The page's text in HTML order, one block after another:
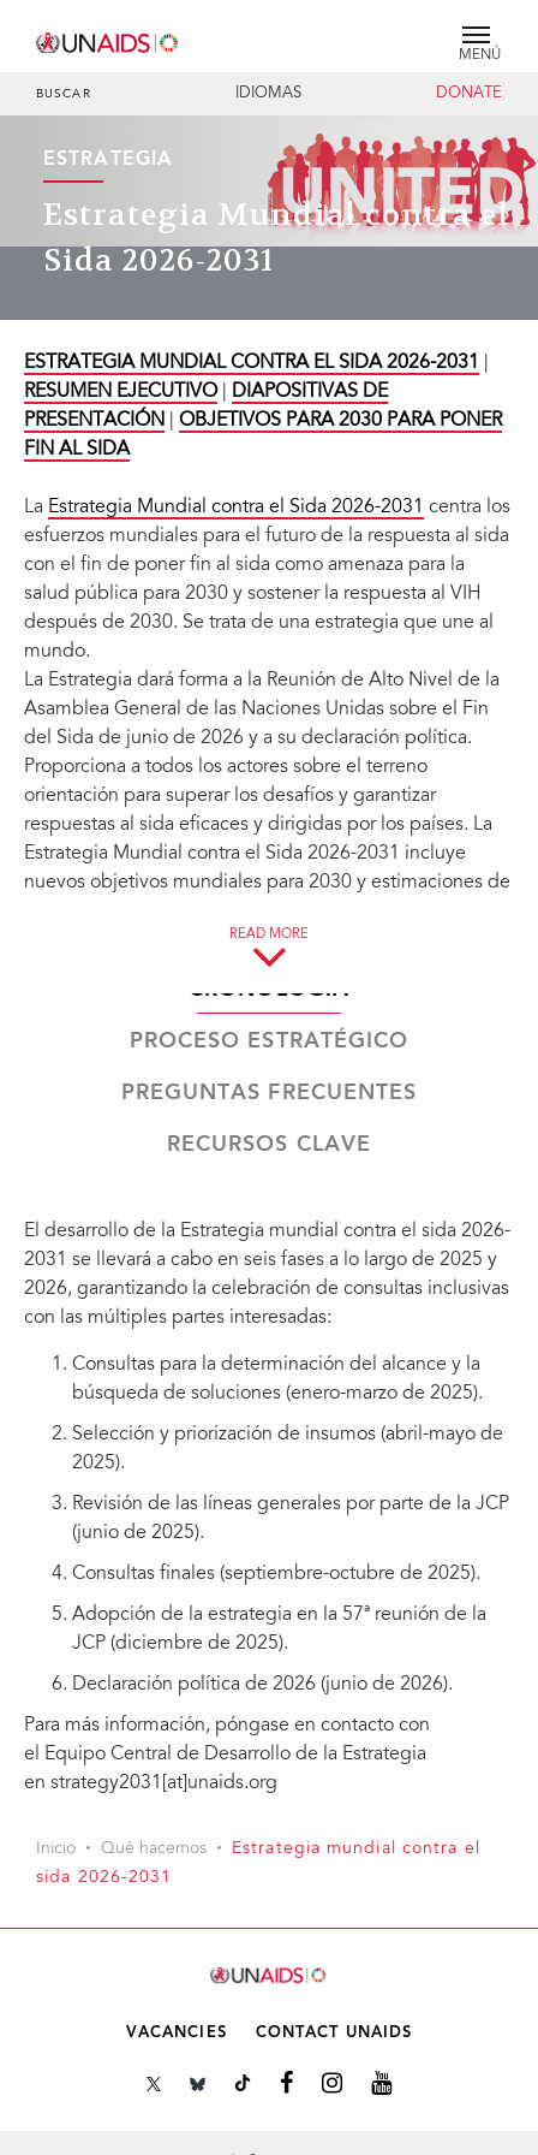
MENÚ
BUSCAR IDIOMAS DONATE
ESTRATEGIA
Estrategia Mundial contra el
Sida 2026-2031
ESTRATEGIA MUNDIAL CONTRA EL SIDA 2026-2031
RESUMEN EJECUTIVO|
DIAPOSITIVAS DE
PRESENTACIÓN
OBJETIVOS PARA 2030 PARA PONER
FIN AL SIDA
La Estrategia Mundial contra el Sida 2026-2031 centra los
esfuerzos mundiales para el futuro de la respuesta al sida
con el fin de poner fin al sida como amenaza para la
salud pública para 2030 y sostener la respuesta al VIH
después de 2030. Se trata de una estrategia que une al
mundo.
La Estrategia dará forma a la Reunión de Alto Nivel de la
Asamblea General de las Naciones Unidas sobre el Fin
del Sida de junio de 2026 y a su declaración política.
Proporciona a todos los actores sobre el terreno
orientación para superar los desafíos y garantizar
respuestas al sida eficaces y dirigidas por los países. La
Estrategia Mundial contra el Sida 2026-2031 incluye
nuevos objetivos mundiales para 2030 y estimaciones de
Todo comienza con las personas
La Estrategia Mundial contra el Sida invita a un
compromiso colectivo renovado con la ambición de
Reducir las desigualdades y defender los derechos
de las personas para acceder a los servicios de
prevención, pruebas, tratamiento y atención del
VIH, incluyendo a mujeres y niñas, hombres y niños,
en riesgo de contraer el VIH.
respuesta.
READ MORE
CRONOLOGÍA
PROCESO ESTRATÉGICO
PREGUNTAS FRECUENTES
RECURSOS CLAVE
El desarrollo de la Estrategia mundial contra el sida 2026-
2031 se llevará a cabo en seis fases a lo largo de 2025 y
2026, garantizando la celebración de consultas inclusivas
con las múltiples partes interesadas:
Consultas para la determinación del alcance y la
búsqueda de soluciones (enero-marzo de 2025).
Selección y priorización de insumos (abril-mayo de
2025).
Revisión de las líneas generales por parte de la JCP
(junio de 2025).
Consultas finales (septiembre-octubre de 2025).
Adopción de la estrategia en la 57ª reunión de la
JCP (diciembre de 2025).
Declaración política de 2026 (junio de 2026).
Para más información, póngase en contacto con
el Equipo Central de Desarrollo de la Estrategia
en strategy2031[at]unaids.org
Inicio Qué hacemos
Estrategia mundial contra el
sida 2026-2031
VACANCIES CONTACT UNAIDS